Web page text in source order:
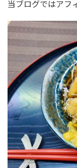
当ブログではアフ